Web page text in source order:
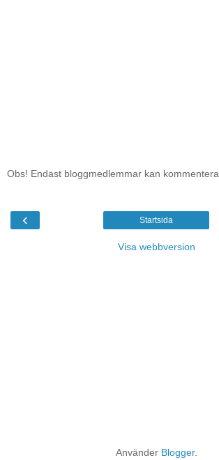
Obs! Endast bloggmedlemmar kan kommentera.
‹ Startsida
Visa webbversion
Använder Blogger.